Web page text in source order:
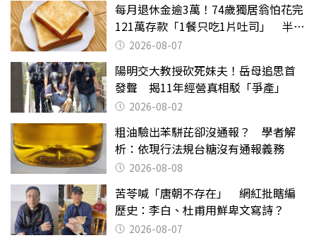
每月退休金逾3萬！74歲獨居翁怕花完
121萬存款「1餐只吃1片吐司」 半年
後暴瘦嚇壞女兒
2026-08-07
陽明交大教授砍死妹夫！岳母追思首
發聲 揭11年經營真相駁「爭產」
2026-08-02
粗油驗出苯駢芘卻沒通報？ 學者解
析：依現行法規台糖沒有通報義務
2026-08-08
苦苓喊「唐朝不存在」 網紅批瞎編
歷史：李白、杜甫用鮮卑文寫詩？
2026-08-07